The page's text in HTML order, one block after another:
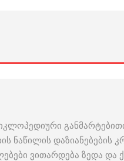
ნაწილის დაზიანებების
ვითარდება ზედა და